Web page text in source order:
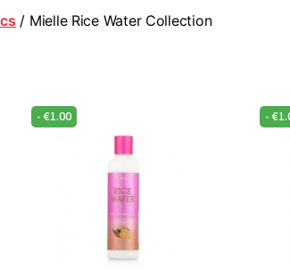
/ Mielle Rice Water Collection
- €1.00 - €